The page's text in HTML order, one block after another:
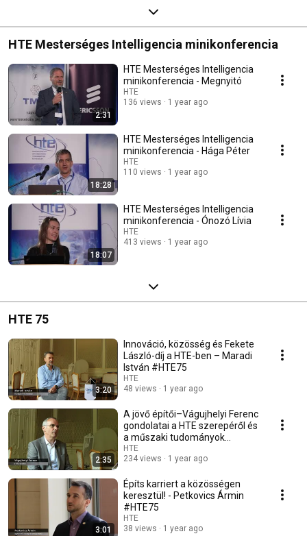
HTE Mesterséges Intelligencia minikonferencia
2:31
HTE Mesterséges Intelligencia
minikonferencia - Megnyitó
HTE
136 views
1 year ago
18:28
HTE Mesterséges Intelligencia
minikonferencia - Hága Péter
HTE
110 views
1 year ago
18:07
HTE Mesterséges Intelligencia
minikonferencia - Ónozó Lívia
HTE
413 views
1 year ago
HTE 75
3:20
Innováció, közösség és Fekete
László-díj a HTE-ben – Maradi
István #HTE75
HTE
48 views
1 year ago
2:35
A jövő építői–Vágujhelyi Ferenc
gondolatai a HTE szerepéről és
a műszaki tudományok
jövőjéről#HTE75
HTE
234 views
1 year ago
3:01
Építs karriert a közösségen
keresztül! - Petkovics Ármin
#HTE75
HTE
38 views
1 year ago